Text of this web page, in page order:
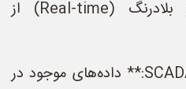
برای جمع‌آوری داده‌های بلادرنگ (Real-time) از
* **سیستم‌های PLC و SCADA:** داده‌های موجود در